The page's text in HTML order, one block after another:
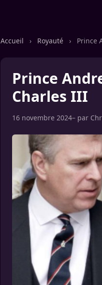
Accueil › Royauté › Prince
Prince
Charles III
16 novembre 2024– par